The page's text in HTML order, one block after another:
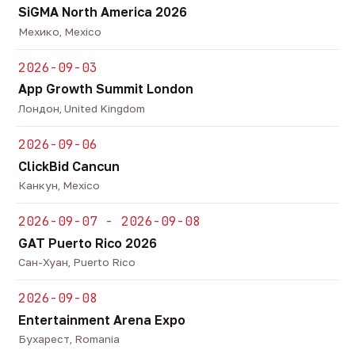
SiGMA North America 2026
Мехико, Mexico
2026-09-03
App Growth Summit London
Лондон, United Kingdom
2026-09-06
ClickBid Cancun
Канкун, Mexico
2026-09-07 - 2026-09-08
GAT Puerto Rico 2026
Сан-Хуан, Puerto Rico
2026-09-08
Entertainment Arena Expo
Бухарест, Romania